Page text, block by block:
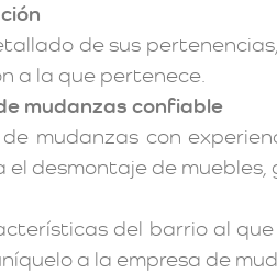
de sus
a la que pertenece.
mudanzas confiable
mudanzas con
el desmontaje de
del barrio al
a la empresa de